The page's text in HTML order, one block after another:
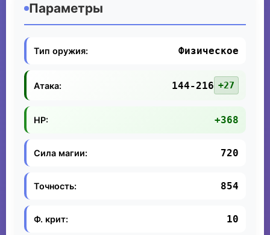
Параметры
Тип оружия: Физическое
Атака: 144-216 +27
HP: +368
Сила магии: 720
Точность: 854
Ф. крит: 10